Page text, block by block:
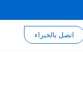
اتصل بالخبراء